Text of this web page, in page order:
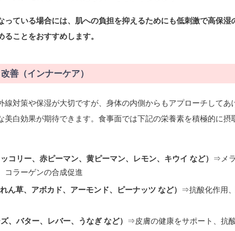
っている場合には、肌への負担を抑えるためにも低刺激で高保湿
ることをおすすめします。
善（インナーケア）
線対策や保湿が大切ですが、身体の内側からもアプローチしてあ
美白効果が期待できます。食事面では下記の栄養素を積極的に摂
コリー、赤ピーマン、黄ピーマン、レモン、キウイ など）
⇒メ
コラーゲンの合成促進
ん草、アボカド、アーモンド、ピーナッツ など）
⇒抗酸化作用
、バター、レバー、うなぎ など）
⇒皮膚の健康をサポート、抗